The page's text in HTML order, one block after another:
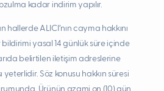
kadar indirim yapılır.
ALICI’nın cayma hakkını
bildirimi yasal 14 günlük süre içinde
belirtilen iletişim adreslerine
yeterlidir. Söz konusu hakkın süresi